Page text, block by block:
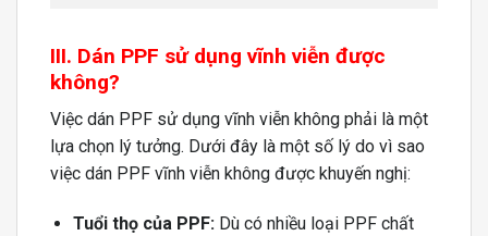
III. Dán PPF sử dụng vĩnh viễn được
không?
Việc dán PPF sử dụng vĩnh viễn không phải là một
lựa chọn lý tưởng. Dưới đây là một số lý do vì sao
việc dán PPF vĩnh viễn không được khuyến nghị:
Tuổi thọ của PPF:Dù có nhiều loại PPF chất